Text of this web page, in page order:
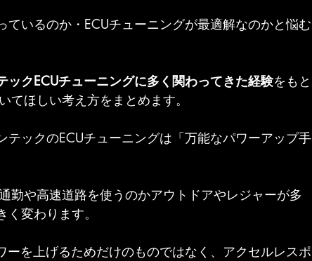
いるのか・ECUチューニングが最適解なのかと悩む
ックECUチューニングに多く関わってきた経験をもと
ほしい考え方をまとめます。
テックのECUチューニングは「万能なパワーアップ手
勤や高速道路を使うのかアウトドアやレジャーが多
変わります。
ーを上げるためだけのものではなく、アクセルレスポ